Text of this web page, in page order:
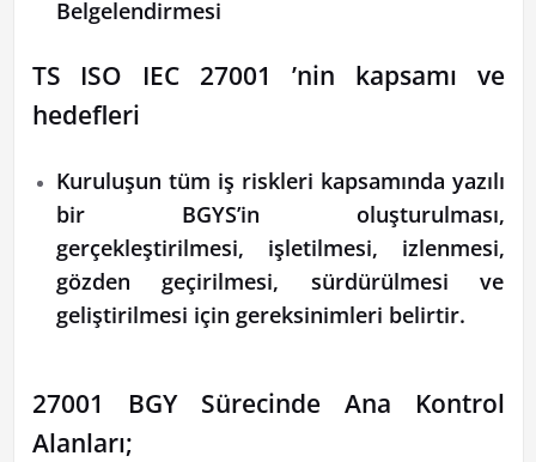
Belgelendirmesi
TS ISO IEC 27001 ’nin kapsamı ve
hedefleri
Kuruluşun tüm iş riskleri kapsamında yazılı
bir BGYS’in oluşturulması,
gerçekleştirilmesi, işletilmesi, izlenmesi,
gözden geçirilmesi, sürdürülmesi ve
geliştirilmesi için gereksinimleri belirtir.
27001 BGY Sürecinde Ana Kontrol
Alanları;